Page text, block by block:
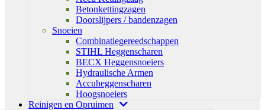
Betonkettingzagen
Doorslijpers / bandenzagen
Snoeien
Combinatiegereedschappen
STIHL Heggenscharen
BECX Heggensnoeiers
Hydraulische Armen
Accuheggenscharen
Hoogsnoeiers
Reinigen en Opruimen